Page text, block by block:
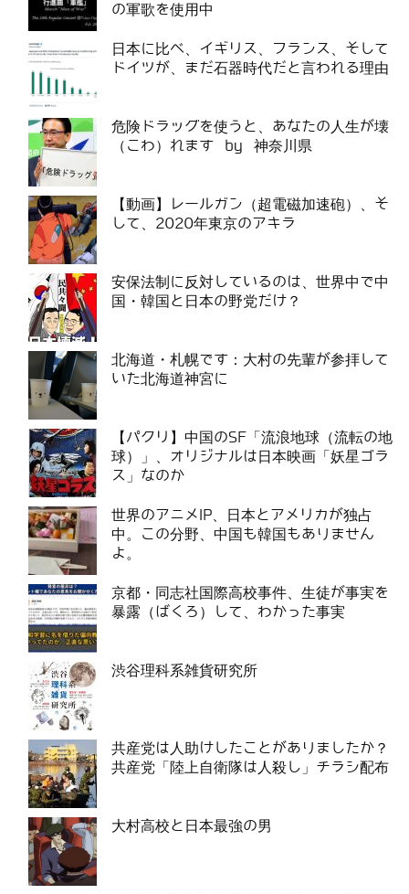
の軍歌を使用中
日本に比べ、イギリス、フランス、そして
ドイツが、まだ石器時代だと言われる理由
危険ドラッグを使うと、あなたの人生が壊
（こわ）れます by 神奈川県
【動画】レールガン（超電磁加速砲）、そ
して、2020年東京のアキラ
安保法制に反対しているのは、世界中で中
国・韓国と日本の野党だけ？
北海道・札幌です：大村の先輩が参拝して
いた北海道神宮に
【パクリ】中国のSF「流浪地球（流転の地
球）」、オリジナルは日本映画「妖星ゴラ
ス」なのか
世界のアニメIP、日本とアメリカが独占
中。この分野、中国も韓国もありません
よ。
京都・同志社国際高校事件、生徒が事実を
暴露（ばくろ）して、わかった事実
渋谷理科系雑貨研究所
共産党は人助けしたことがありましたか？
共産党「陸上自衛隊は人殺し」チラシ配布
大村高校と日本最強の男